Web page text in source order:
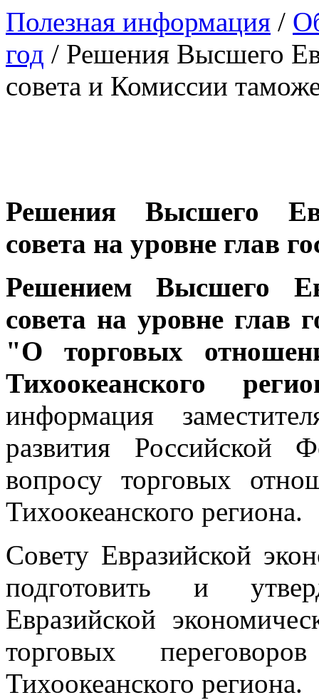
Полезная информация /
год / Решения Высшего
совета и Комиссии
Решения Высшего
совета на уровне глав
Решением Высшего
совета на уровне глав
"О торговых
Тихоокеанского
информация
развития Российской
вопросу торговых
Тихоокеанского региона.
Совету Евразийской
подготовить и
Евразийской
торговых
Тихоокеанского региона.